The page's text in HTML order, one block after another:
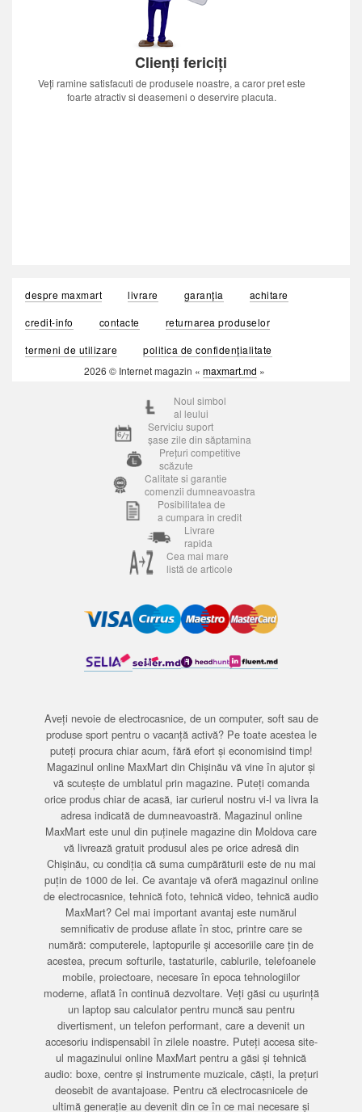
Clienți fericiți
Veți ramine satisfacuti de produsele noastre, a caror pret este
foarte atractiv si deasemeni o deservire placuta.
despre maxmart livrare garanția
achitare
credit-info
contacte
returnarea produselor
termeni de utilizare
politica de confidențialitate
2026 © Internet magazin « maxmart.md »
Noul simbol
al leului
Serviciu suport
șase zile din săptamina
Prețuri competitive
scăzute
Calitate si garantie
comenzii dumneavoastra
Posibilitatea de
a cumpara in credit
Livrare
rapida
Cea mai mare
listă de articole
Aveți nevoie de electrocasnice, de un computer, soft sau de
produse sport pentru o vacanță activă? Pe toate acestea le
puteți procura chiar acum, fără efort și economisind timp!
Magazinul online MaxMart din Chișinău vă vine în ajutor și
vă scutește de umblatul prin magazine. Puteți comanda
orice produs chiar de acasă, iar curierul nostru vi-l va livra la
adresa indicată de dumneavoastră. Magazinul online
MaxMart este unul din puținele magazine din Moldova care
vă livrează gratuit produsul ales pe orice adresă din
Chișinău, cu condiția că suma cumpărăturii este de nu mai
puțin de 1000 de lei. Ce avantaje vă oferă magazinul online
de electrocasnice, tehnică foto, tehnică video, tehnică audio
MaxMart? Cel mai important avantaj este numărul
semnificativ de produse aflate în stoc, printre care se
numără: computerele, laptopurile și accesoriile care țin de
acestea, precum softurile, tastaturile, cablurile, telefoanele
mobile, proiectoare, necesare în epoca tehnologiilor
moderne, aflată în continuă dezvoltare. Veți găsi cu ușurință
un laptop sau calculator pentru muncă sau pentru
divertisment, un telefon performant, care a devenit un
accesoriu indispensabil în zilele noastre. Puteți accesa site-
ul magazinului online MaxMart pentru a găsi și tehnică
audio: boxe, centre și instrumente muzicale, căști, la prețuri
deosebit de avantajoase. Pentru că electrocasnicele de
ultimă generație au devenit din ce în ce mai necesare și